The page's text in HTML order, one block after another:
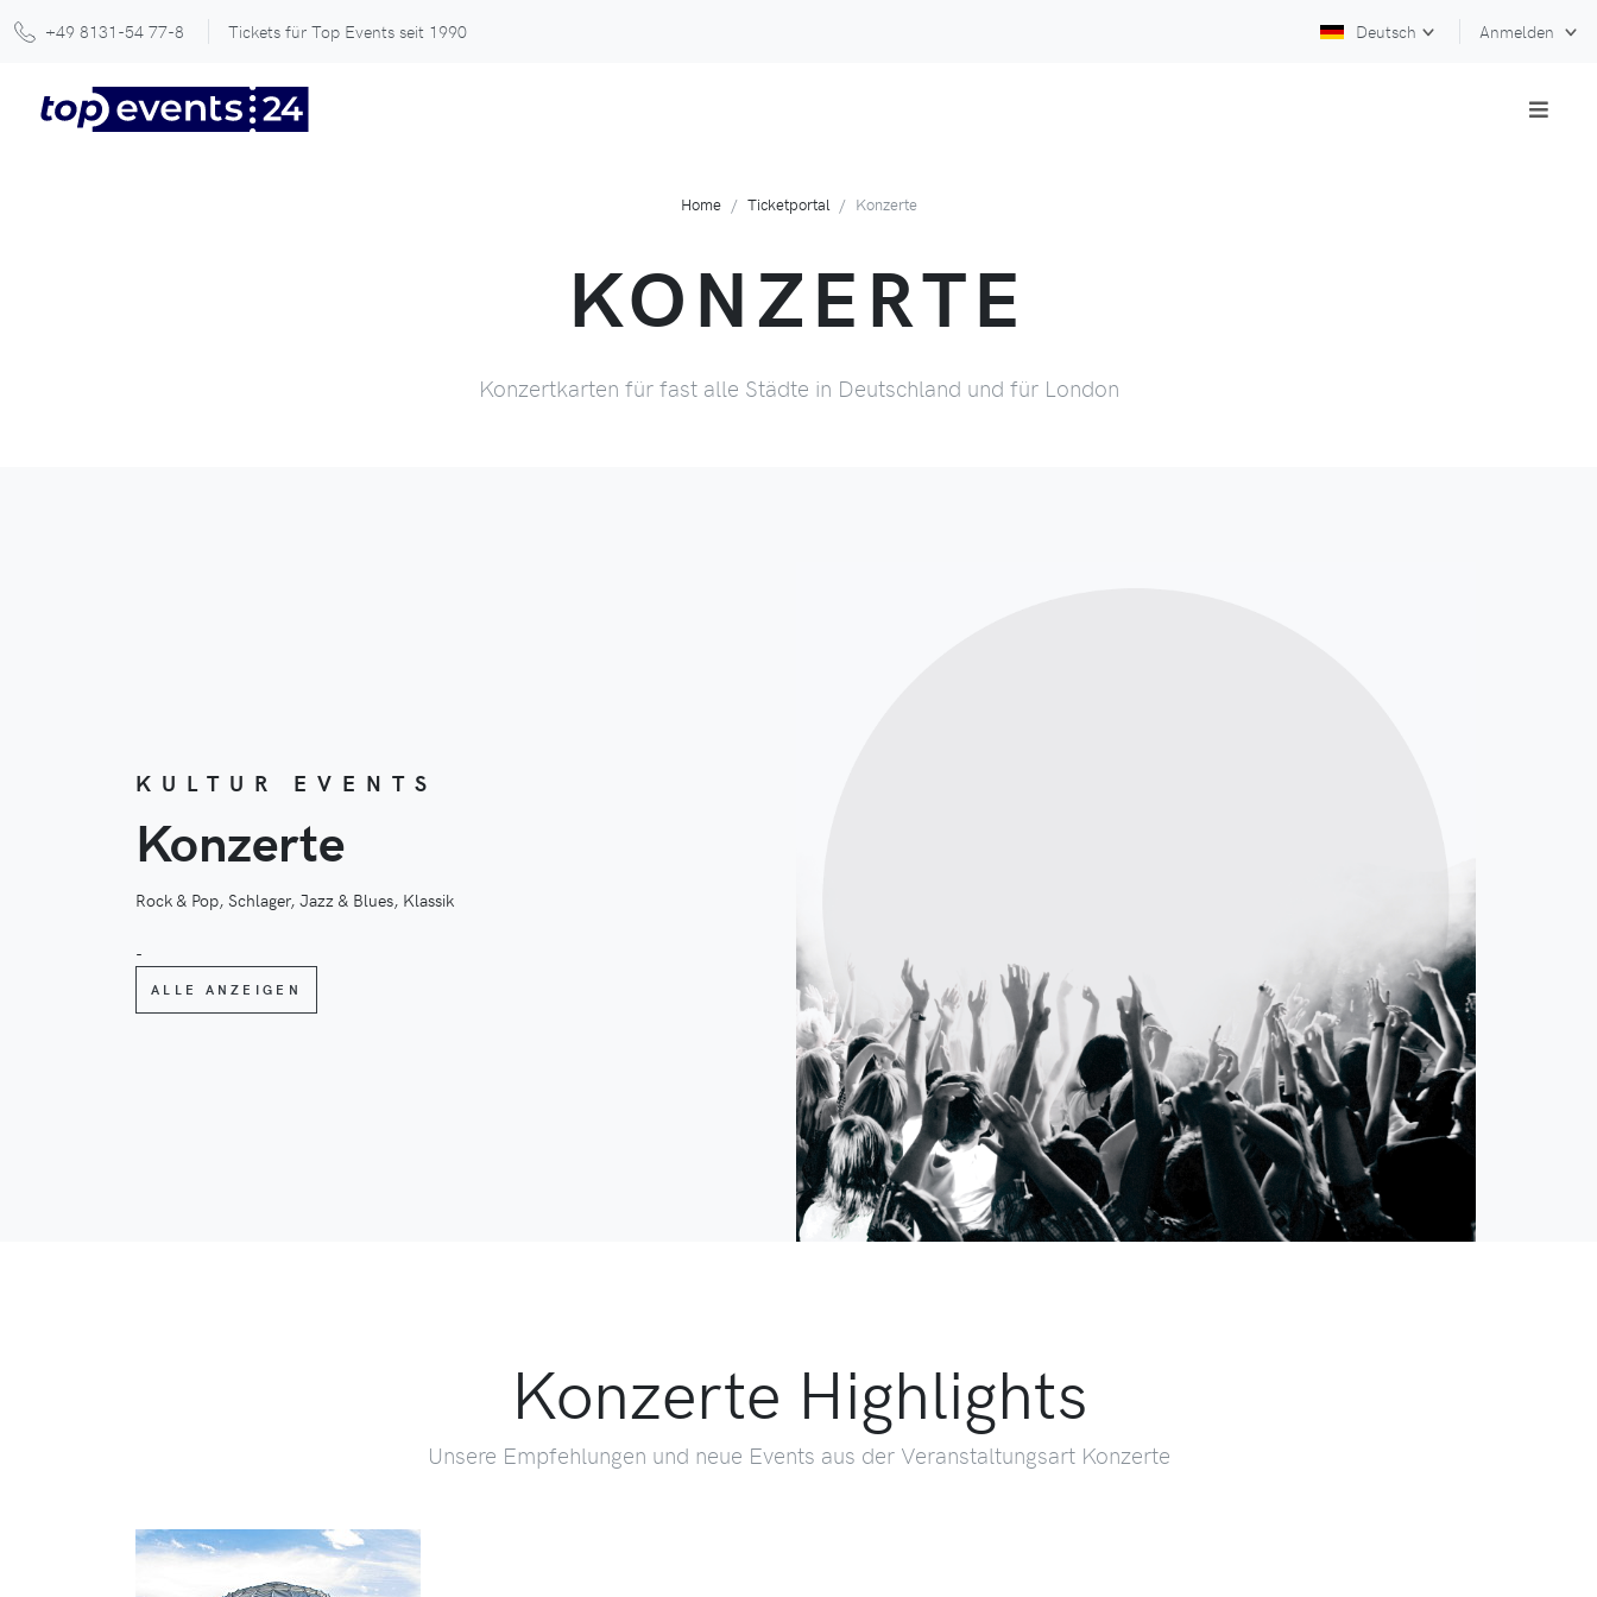
+49 8131-54 77-8 Tickets für Top Events seit 1990 Deutsch Anmelden
Home Ticketportal Konzerte
KONZERTE
Konzertkarten für fast alle Städte in Deutschland und für London
KULTUR EVENTS
Konzerte
Rock & Pop, Schlager, Jazz & Blues, Klassik
-
ALLE ANZEIGEN
Konzerte Highlights
Unsere Empfehlungen und neue Events aus der Veranstaltungsart Konzerte